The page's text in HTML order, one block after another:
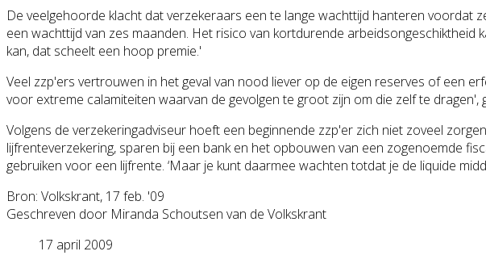
De veelgehoorde klacht dat verzekeraars een te lange wachttijd hanteren voordat
een wachttijd van zes maanden. Het risico van kortdurende arbeidsongeschiktheid
kan, dat scheelt een hoop premie.'
Veel zzp'ers vertrouwen in het geval van nood liever op de eigen reserves of een
voor extreme calamiteiten waarvan de gevolgen te groot zijn om die zelf te dragen',
Volgens de verzekeringadviseur hoeft een beginnende zzp'er zich niet zoveel
lijfrenteverzekering, sparen bij een bank en het opbouwen van een zogenoemde
gebruiken voor een lijfrente. ‘Maar je kunt daarmee wachten totdat je de liquide
Bron: Volkskrant, 17 feb. '09
Geschreven door Miranda Schoutsen van de Volkskrant
17 april 2009